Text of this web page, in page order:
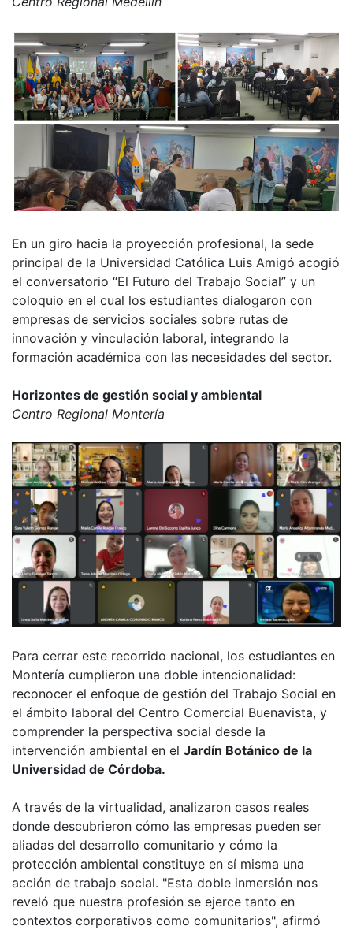
En un giro hacia la proyección profesional, la sede
principal de la Universidad Católica Luis Amigó acogió
el conversatorio “El Futuro del Trabajo Social” y un
coloquio en el cual los estudiantes dialogaron con
empresas de servicios sociales sobre rutas de
innovación y vinculación laboral, integrando la
formación académica con las necesidades del sector.
Horizontes de gestión social y ambiental
Centro Regional Montería
Para cerrar este recorrido nacional, los estudiantes en
Montería cumplieron una doble intencionalidad:
reconocer el enfoque de gestión del Trabajo Social en
el ámbito laboral del Centro Comercial Buenavista, y
comprender la perspectiva social desde la
intervención ambiental en el Jardín Botánico de la
Universidad de Córdoba.
A través de la virtualidad, analizaron casos reales
donde descubrieron cómo las empresas pueden ser
aliadas del desarrollo comunitario y cómo la
protección ambiental constituye en sí misma una
acción de trabajo social. "Esta doble inmersión nos
reveló que nuestra profesión se ejerce tanto en
contextos corporativos como comunitarios", afirmó